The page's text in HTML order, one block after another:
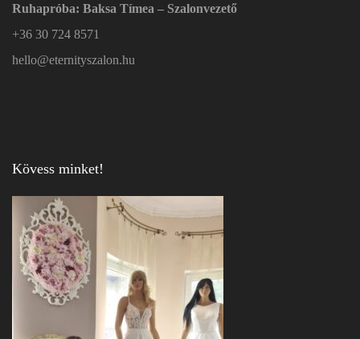
Ruhapróba: Baksa Tímea – Szalonvezető
+36 30 724 8571
hello@eternityszalon.hu
Kövess minket!